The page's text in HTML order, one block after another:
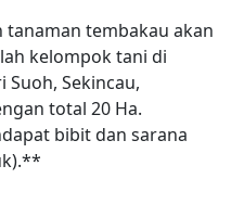
tanaman tembakau akan
kelompok tani di
Suoh, Sekincau,
total 20 Ha.
bibit dan sarana